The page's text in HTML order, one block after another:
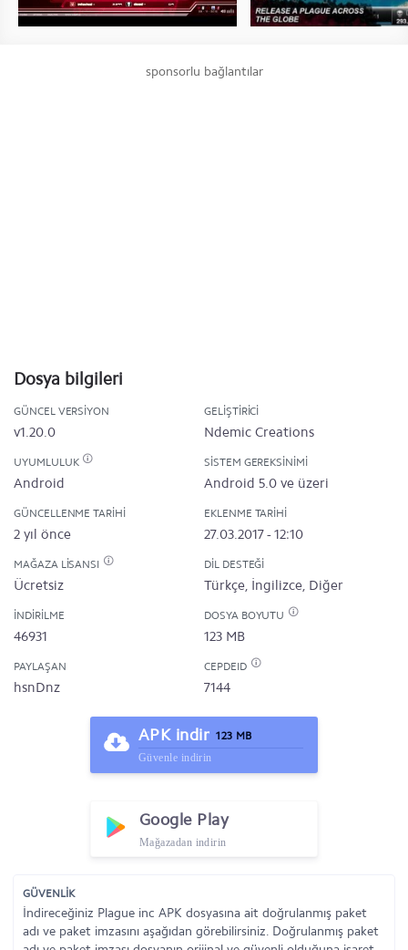
sponsorlu bağlantılar
Dosya bilgileri
GÜNCEL VERSIYON
v1.20.0
GELIŞTIRICI
Ndemic Creations
UYUMLULUK
Android
SISTEM GEREKSINIMI
Android 5.0 ve üzeri
GÜNCELLENME TARIHI
2 yıl önce
EKLENME TARIHI
27.03.2017 - 12:10
MAĞAZA LISANSI
Ücretsiz
DIL DESTEĞI
Türkçe, İngilizce, Diğer
İNDIRILME
46931
DOSYA BOYUTU
123 MB
PAYLAŞAN
hsnDnz
CEPDEID
7144
APK indir 123 MB
Güvenle indirin
Google Play
Mağazadan indirin
GÜVENLİK
İndireceğiniz Plague inc APK dosyasına ait doğrulanmış paket
adı ve paket imzasını aşağıdan görebilirsiniz. Doğrulanmış paket